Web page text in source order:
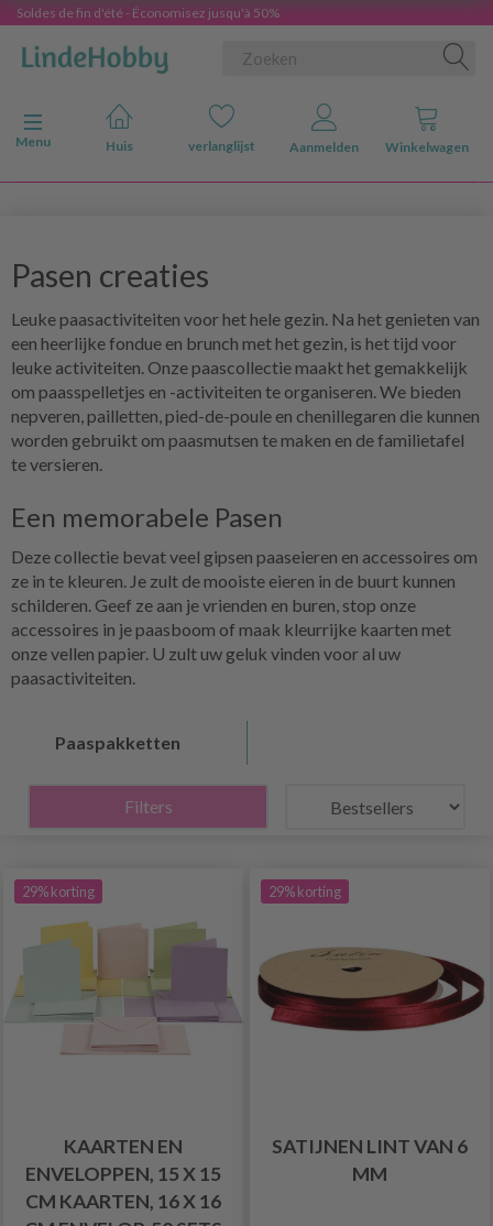
Soldes de fin d'été - Économisez jusqu'à 50%
Navigatie in-/uitschakelen
Menu
Huis verlanglijst Aanmelden Winkelwagen
Pasen creaties
Leuke paasactiviteiten voor het hele gezin. Na het genieten van
een heerlijke fondue en brunch met het gezin, is het tijd voor
leuke activiteiten. Onze paascollectie maakt het gemakkelijk
om paasspelletjes en -activiteiten te organiseren. We bieden
nepveren, pailletten, pied-de-poule en chenillegaren die kunnen
worden gebruikt om paasmutsen te maken en de familietafel
te versieren.
Een memorabele Pasen
Deze collectie bevat veel gipsen paaseieren en accessoires om
ze in te kleuren. Je zult de mooiste eieren in de buurt kunnen
schilderen. Geef ze aan je vrienden en buren, stop onze
accessoires in je paasboom of maak kleurrijke kaarten met
onze vellen papier. U zult uw geluk vinden voor al uw
paasactiviteiten.
Paaspakketten
Filters
29% korting
KAARTEN EN
ENVELOPPEN, 15 X 15
CM KAARTEN, 16 X 16
29% korting
SATIJNEN LINT VAN 6
MM